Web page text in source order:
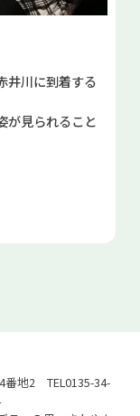
井川に到着する
が見られること
番地2 TEL0135-34-